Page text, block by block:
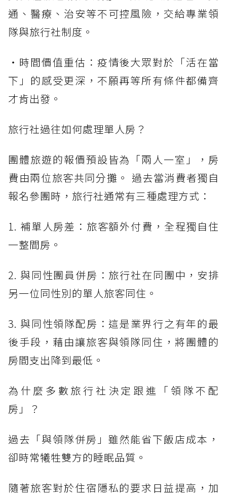
通、醫療、治安等不可控風險，交給專業領
隊與旅行社制度。
・時間價值重估：疫情後大眾對於「活在當
下」的感受更深，不願再等所有條件都備齊
才肯出發。
旅行社過往如何處理單人房？
團體旅遊的報價預設皆為「兩人一室」，房
費由兩位旅客共同分攤。 過去當消費者獨自
報名參團時，旅行社通常有三種處理方式：
1. 補單人房差：旅客額外付費，全程獨自住
一整間房。
2. 與同性團員併房：旅行社在同團中，安排
另一位同性別的單人旅客同住。
3. 與同性領隊配房：這是業界行之有年的最
後手段，藉由讓旅客與領隊同住，將團體的
房間支出降到最低。
為什麼多數旅行社決定跟進「領隊不配
房」？
過去「與領隊併房」雖然能省下飯店成本，
卻時常犧牲雙方的睡眠品質。
隨著旅客對於住宿隱私的要求日益提高，加